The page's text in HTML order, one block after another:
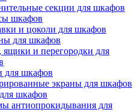
секции для шкафов
шкафов
и цоколи для шкафов
для шкафов
и перегородки для
шкафов
экраны для шкафов
шкафов
антиопрокидывания для